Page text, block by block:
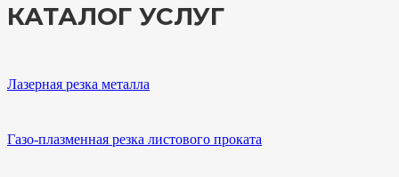
КАТАЛОГ УСЛУГ
Лазерная резка металла
Газо-плазменная резка листового проката